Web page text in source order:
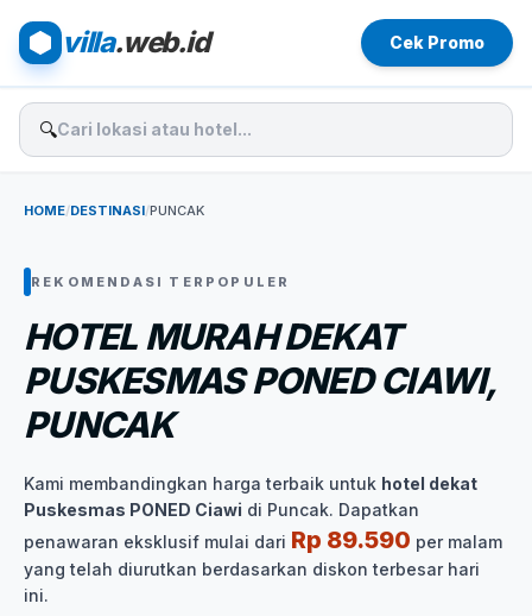
villa.web.id Cek Promo
🔍
HOME/DESTINASI/PUNCAK
REKOMENDASI TERPOPULER
HOTEL MURAH DEKAT
PUSKESMAS PONED CIAWI,
PUNCAK
Kami membandingkan harga terbaik untuk hotel dekat
Puskesmas PONED Ciawi di Puncak. Dapatkan
penawaran eksklusif mulai dari Rp 89.590 per malam
yang telah diurutkan berdasarkan diskon terbesar hari
ini.